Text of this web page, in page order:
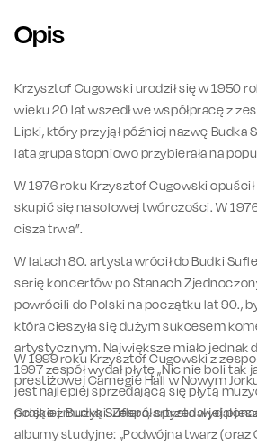
Opis
Krzysztof Cugowski urodził się w 1950
wieku 20 lat wszedł we współpracę z
Lipki, który przyjął później nazwę Budka
lata grupa stopniowo przybierała na
W 1976 roku Krzysztof Cugowski
skupić się na solowej twórczości. W 1976
cisza trwa”.
W latach 80. artysta wrócił do Budki
serię koncertów po Stanach
powrócili do Polski na początku lat 90., by
która cieszyła się dużym sukcesem
artystycznym. Największe miało jednak
1997 zespół wydał płytę „Nic nie boli tak
jest najlepiej sprzedającą się płytą
polskiej muzyki. Zespół sprzedał jej
W 1999 roku Krzysztof Cugowski z
prestiżowej Carnegie Hall w Nowym
Grając z Budką Suflera, artysta wydał
albumy studyjne: „Podwójna twarz (oraz